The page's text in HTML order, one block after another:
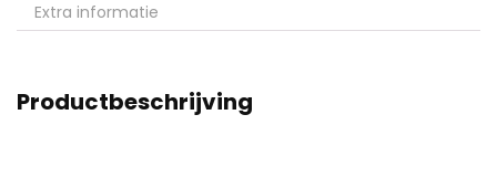
Extra informatie
Productbeschrijving